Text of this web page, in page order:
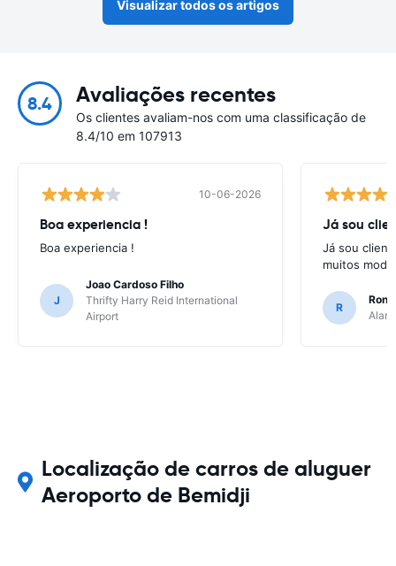
Visualizar todos os artigos
8.4 Avaliações recentes
Os clientes avaliam-nos com uma classificação de
8.4/10 em 107913
10-06-2026
Boa experiencia !
Boa experiencia !
J
Joao Cardoso Filho
Thrifty Harry Reid International
Airport
Já sou
Já sou
muitos
R
Localização de carros de aluguer
Aeroporto de Bemidji